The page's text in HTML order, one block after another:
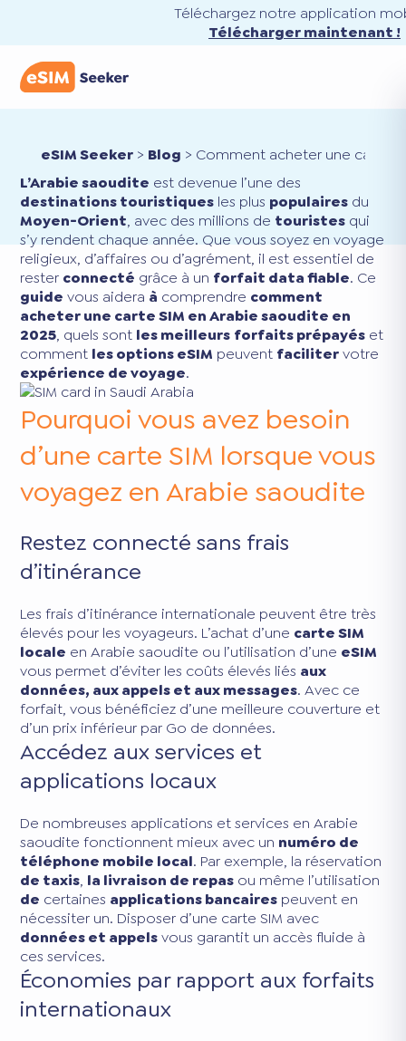
Téléchargez notre application
Télécharger maintenant !
eSIM Seeker> Blog > Comment acheter une carte
L’Arabie saoudite est devenue l’une des
destinations touristiques les plus populaires du
Moyen-Orient, avec des millions de touristes qui
s’y rendent chaque année. Que vous soyez en voyage
religieux, d’affaires ou d’agrément, il est essentiel de
rester connecté grâce à un forfait data fiable. Ce
guide vous aidera à comprendre comment
acheter une carte SIM en Arabie saoudite en
2025, quels sont les meilleurs forfaits prépayés et
comment les options eSIM peuvent facilitervotre
expérience de voyage.
Pourquoi vous avez besoin
d’une carte SIM lorsque vous
voyagez en Arabie saoudite
Restez connecté sans frais
d’itinérance
Les frais d’itinérance internationale peuvent être très
élevés pour les voyageurs. L’achat d’une carte SIM
locale en Arabie saoudite ou l’utilisation d’une eSIM
vous permet d’éviter les coûts élevés liés aux
données, aux appels et aux messages. Avec ce
forfait, vous bénéficiez d’une meilleure couverture et
d’un prix inférieur par Go de données.
Accédez aux services et
applications locaux
De nombreuses applications et services en Arabie
saoudite fonctionnent mieux avec un numéro de
téléphone mobile local. Par exemple, la réservation
de taxis, la livraison de repas ou même l’utilisation
de certaines applications bancaires peuvent en
nécessiter un. Disposer d’une carte SIM avec
données et appelsvous garantit un accès fluide à
ces services.
Économies par rapport aux forfaits
internationaux